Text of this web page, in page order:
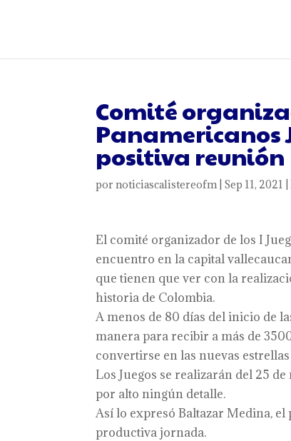
Comité
Panamericanos
positiva reunión
pornoticiascalistereofm| Sep 11, 2021 |
El comité organizador de los I
encuentro en la capital
que tienen que ver con la
historia de Colombia.
A menos de 80 días del inicio de
manera para recibir a más de
convertirse en las nuevas
Los Juegos se realizarán del 25
por alto ningún detalle.
Así lo expresó Baltazar Medina,
productiva jornada.